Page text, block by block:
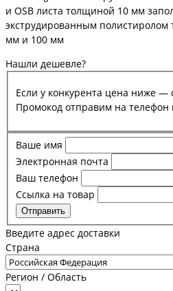
и OSB листа толщиной 10 мм
экструдированным
мм и 100 мм
Нашли дешевле?
Если у конкурента цена ниже —
Промокод отправим на телефон
Ваше имя
Электронная почта
Ваш телефон
Ссылка на товар
Отправить
Введите адрес доставки
Страна
Регион / Область